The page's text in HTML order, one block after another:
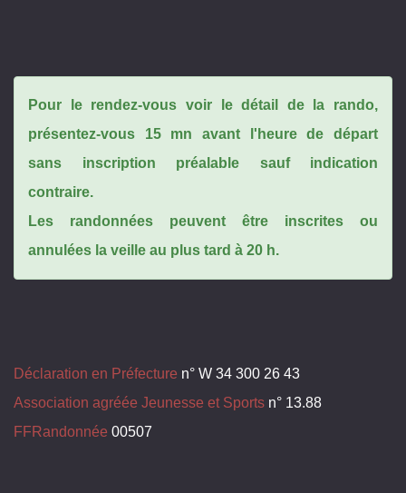
Pour le rendez-vous voir le détail de la rando,
présentez-vous 15 mn avant l'heure de départ
sans inscription préalable sauf indication
contraire.
Les randonnées peuvent être inscrites ou
annulées la veille au plus tard à 20 h.
Déclaration en Préfecture n° W 34 300 26 43
Association agréée Jeunesse et Sports n° 13.88
FFRandonnée 00507